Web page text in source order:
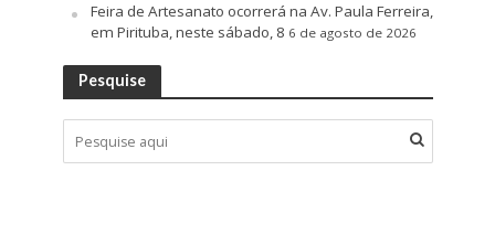
Feira de Artesanato ocorrerá na Av. Paula Ferreira,
em Pirituba, neste sábado, 8 6 de agosto de 2026
Pesquise